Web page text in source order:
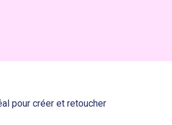
pour créer et retoucher